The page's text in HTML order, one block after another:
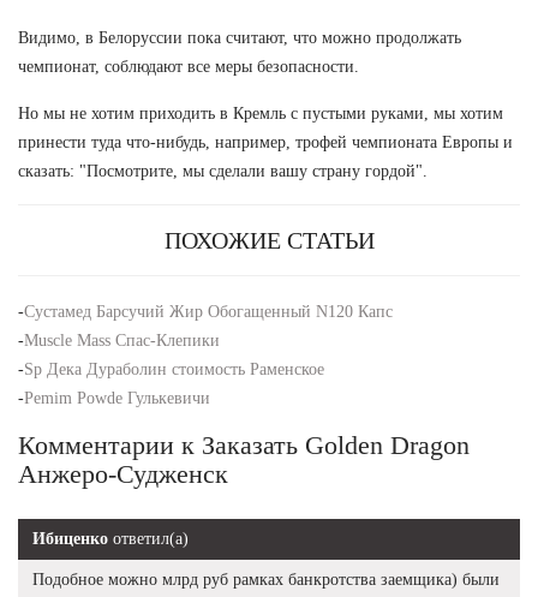
Видимо, в Белоруссии пока считают, что можно продолжать
чемпионат, соблюдают все меры безопасности.
Но мы не хотим приходить в Кремль с пустыми руками, мы хотим
принести туда что-нибудь, например, трофей чемпионата Европы и
сказать: "Посмотрите, мы сделали вашу страну гордой".
ПОХОЖИЕ СТАТЬИ
-Сустамед Барсучий Жир Обогащенный N120 Капс
-Muscle Mass Спас-Клепики
-Sp Дека Дураболин стоимость Раменское
-Pemim Powde Гулькевичи
Комментарии к Заказать Golden Dragon
Анжеро-Судженск
Ибиценко ответил(а)
Подобное можно млрд руб рамках банкротства заемщика) были